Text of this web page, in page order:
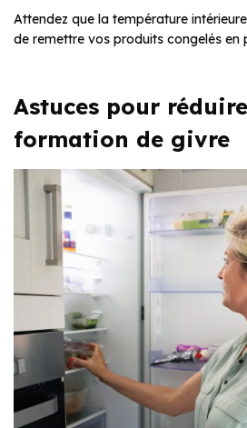
Attendez que la température
de remettre vos produits congelés en
Astuces pour
formation de givre